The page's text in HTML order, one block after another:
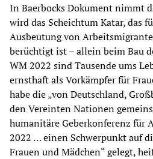
In Baerbocks Dokument nimmt
wird das Scheichtum Katar, das
Ausbeutung von
berüchtigt ist – allein beim Bau
WM 2022 sind Tausende ums
ernsthaft als Vorkämpfer für
habe die „von Deutschland,
den Vereinten Nationen
humanitäre Geberkonferenz für
2022 … einen Schwerpunkt auf
Frauen und Mädchen“ gelegt,